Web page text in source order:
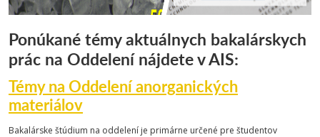
Ponúkané témy aktuálnych bakalárskych
prác na Oddelení nájdete v AIS:
Témy na Oddelení anorganických
materiálov
Bakalárske štúdium na oddelení je primárne určené pre študentov